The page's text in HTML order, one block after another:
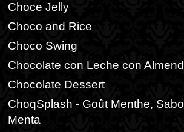
Choce Jelly
Choco and Rice
Choco Swing
Chocolate con Leche con
Chocolate Dessert
ChoqSplash - Goût Menthe,
Menta